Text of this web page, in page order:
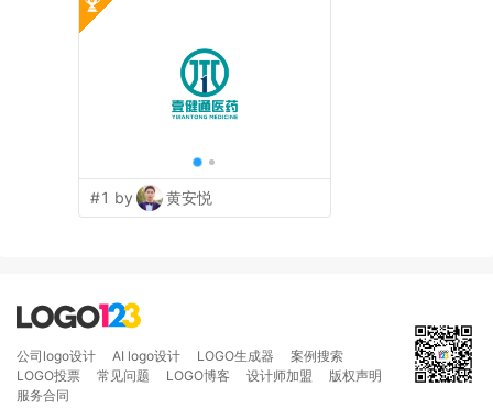
#1 by 黄安悦
公司logo设计 AI logo设计 LOGO生成器
案例搜索
LOGO投票
常见问题 LOGO博客 设计师加盟
版权声明
服务合同